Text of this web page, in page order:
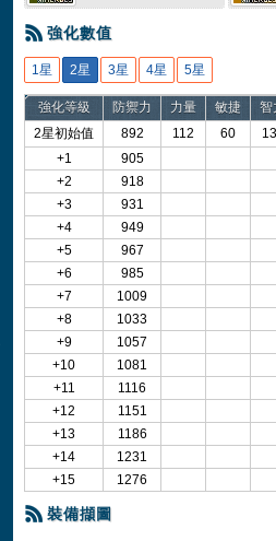
強化數值
1星 2星 3星 4星 5星
強化等級 防禦力 力量 敏捷
智
2星初始值
892 112 60
+1
905
+2
918
+3
931
+4
949
+5
967
+6
985
+7
1009
+8
1033
+9
1057
+10
1081
+11
1116
+12
1151
+13
1186
+14
1231
+15
1276
裝備擷圖